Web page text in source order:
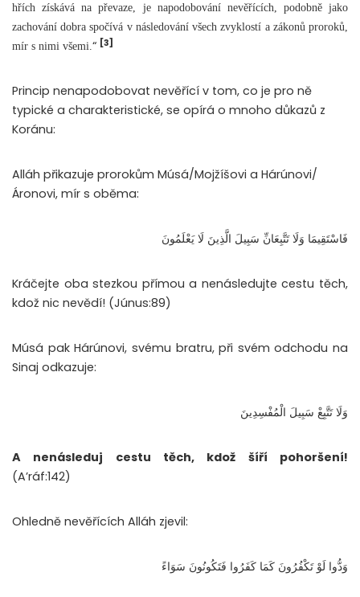
hřích získává na převaze, je napodobování nevěřících, podobně jako
zachování dobra spočívá v následování všech zvyklostí a zákonů proroků,
mír s nimi všemi. “ [3]
Princip nenapodobovat nevěřící v tom, co je pro ně
typické a charakteristické, se opírá o mnoho důkazů z
Koránu:
Alláh přikazuje prorokům Músá/Mojžíšovi a Hárúnovi/
Áronovi, mír s oběma:
فَاسْتَقِيمَا وَلَا تَتَّبِعَانِّ سَبِيلَ الَّذِينَ لَا يَعْلَمُونَ
Kráčejte oba stezkou přímou a nenásledujte cestu těch,
kdož nic nevědí! (Júnus:89)
Músá pak Hárúnovi, svému bratru, při svém odchodu na
Sinaj odkazuje:
وَلَا تَتَّبِعْ سَبِيلَ الْمُفْسِدِينَ
A nenásleduj cestu těch, kdož šíří pohoršení!
(A’ráf:142)
Ohledně nevěřících Alláh zjevil:
وَدُّوا لَوْ تَكْفُرُونَ كَمَا كَفَرُوا فَتَكُونُونَ سَوَاءً